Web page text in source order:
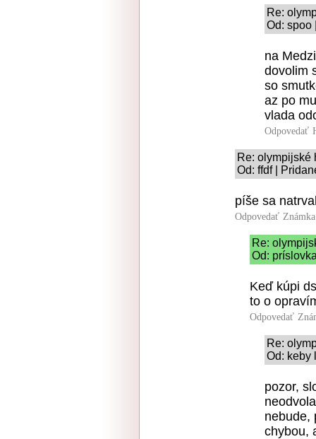
Re:
Od: spoo
na
dovolim
so
az po
vlada
Odpovedať
Re: olympijské
Od: ffdf |
píše sa
Odpovedať
Re:
Od:
Keď kúpi
to o
Odpovedať
Re:
Od: keby
pozor,
nebude,
chybou,